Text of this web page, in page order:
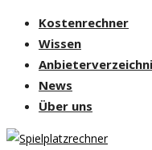
Kostenrechner
Wissen
News
Über uns